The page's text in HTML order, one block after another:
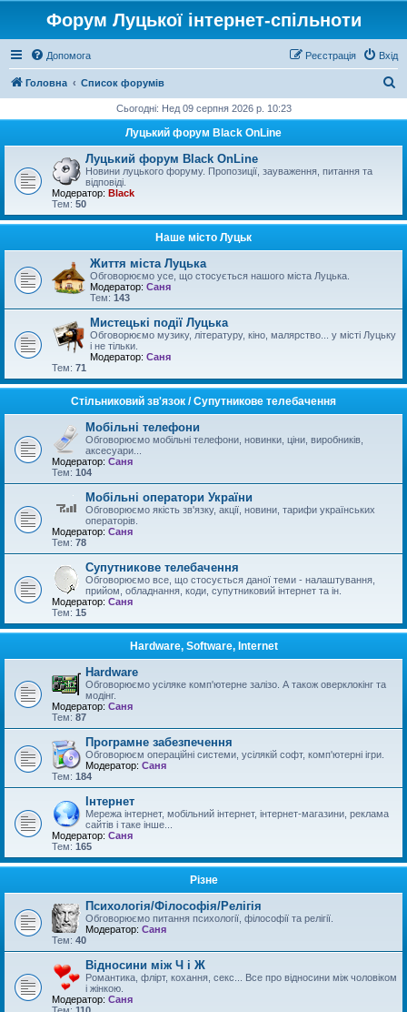
Форум Луцької інтернет-спільноти
Допомога Вхід
Реєстрація
Головна Список форумів
у
Сьогодні: Нед 09 серпня 2026 р. 10:23
Луцький форум Black OnLine
Луцький форум Black OnLine
Новини луцького форуму. Пропозиції, зауваження, питання та
відповіді.
Модератор: Black
Тем: 50
Наше місто Луцьк
Життя міста Луцька
Обговорюємо усе, що стосується нашого міста Луцька.
Модератор: Саня
Тем: 143
Мистецькі події Луцька
Обговорюємо музику, літературу, кіно, малярство... у місті Луцьку
і не тільки.
Модератор: Саня
Тем: 71
Стільниковий зв'язок / Супутникове телебачення
Мобільні телефони
Обговорюємо мобільні телефони, новинки, ціни, виробників,
аксесуари...
Модератор: Саня
Тем: 104
Мобільні оператори України
Обговорюємо якість зв'язку, акції, новини, тарифи українських
операторів.
Модератор: Саня
Тем: 78
Супутникове телебачення
Обговорюємо все, що стосується даної теми - налаштування,
прийом, обладнання, коди, супутниковий інтернет та ін.
Модератор: Саня
Тем: 15
Hardware, Software, Internet
Hardware
Обговорюємо усіляке комп'ютерне залізо. А також оверклокінг та
модінг.
Модератор: Саня
Тем: 87
Програмне забезпечення
Обговорюєм операційні системи, усілякій софт, комп'ютерні ігри.
Модератор: Саня
Тем: 184
Інтернет
Мережа інтернет, мобільний інтернет, інтернет-магазини, реклама
сайтів і таке інше...
Модератор: Саня
Тем: 165
Різне
Психологія/Філософія/Релігія
Обговорюємо питання психології, філософії та релігії.
Модератор: Саня
Тем: 40
Відносини між Ч і Ж
Романтика, флірт, кохання, секс... Все про відносини між чоловіком
і жінкою.
Модератор: Саня